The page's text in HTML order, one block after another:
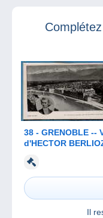
sur BXFM
38 - GRENOBLE -- Vue générale....- CENTENAIRE
d'HECTOR
Il